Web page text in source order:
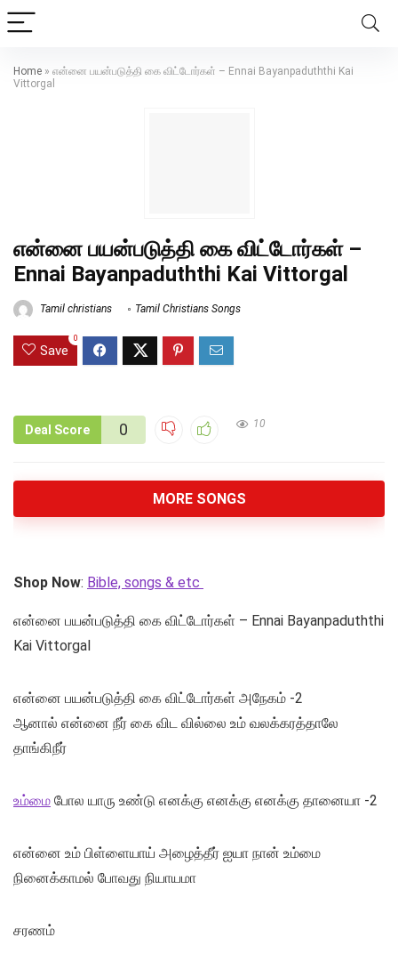
Home » என்னை பயன்படுத்தி கை விட்டோர்கள் – Ennai Bayanpaduththi Kai
Vittorgal
என்னை பயன்படுத்தி கை விட்டோர்கள் –
Ennai Bayanpaduththi Kai Vittorgal
Tamil christians Tamil Christians Songs
Save
0
Deal Score 0 10
MORE SONGS
Shop Now: Bible, songs & etc
என்னை பயன்படுத்தி கை விட்டோர்கள் – Ennai Bayanpaduththi
Kai Vittorgal
என்னை பயன்படுத்தி கை விட்டோர்கள் அநேகம் -2
ஆனால் என்னை நீர் கை விட வில்லை உம் வலக்கரத்தாலே
தாங்கிநீர்
உம்மை போல யாரு உண்டு எனக்கு எனக்கு எனக்கு தானையா -2
என்னை உம் பிள்ளையாய் அழைத்தீர் ஐயா நான் உம்மை
நினைக்காமல் போவது நியாயமா
சரணம்